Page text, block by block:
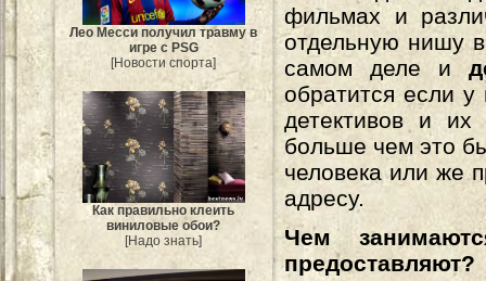
Лео Месси получил травму в
игре с PSG
[Новости спорта]
Как правильно клеить
виниловые обои?
[Надо знать]
фильмах и
отдельную нишу
самом деле и
обратится если у
детективов и
больше чем это
человека или же
адресу.
Чем
предоставляют?